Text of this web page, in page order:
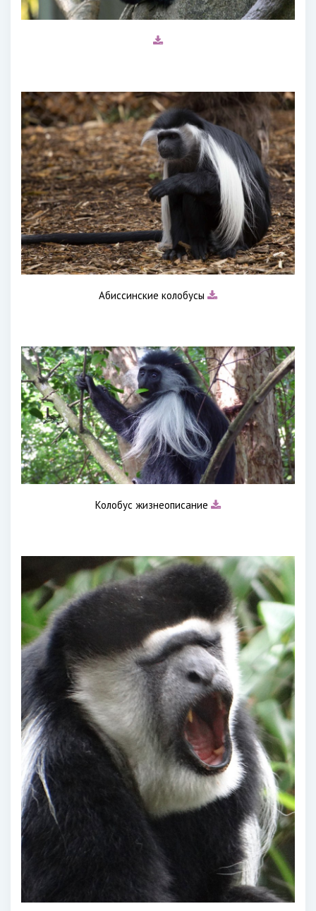
Абиссинские колобусы
Колобус жизнеописание